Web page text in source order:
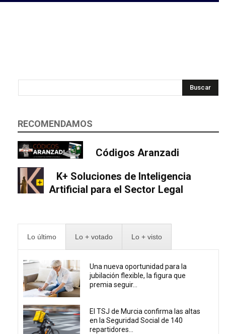
Buscar
RECOMENDAMOS
Códigos Aranzadi
K+ Soluciones de Inteligencia
Artificial para el Sector Legal
Lo último Lo + votado Lo + visto
Una nueva oportunidad para la
jubilación flexible, la figura que
premia seguir...
El TSJ de Murcia confirma las altas
en la Seguridad Social de 140
repartidores...